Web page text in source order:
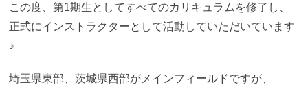
この度、第1期生としてすべてのカリキュラムを修了し、
正式にインストラクターとして活動していただいています
♪
埼玉県東部、茨城県西部がメインフィールドですが、